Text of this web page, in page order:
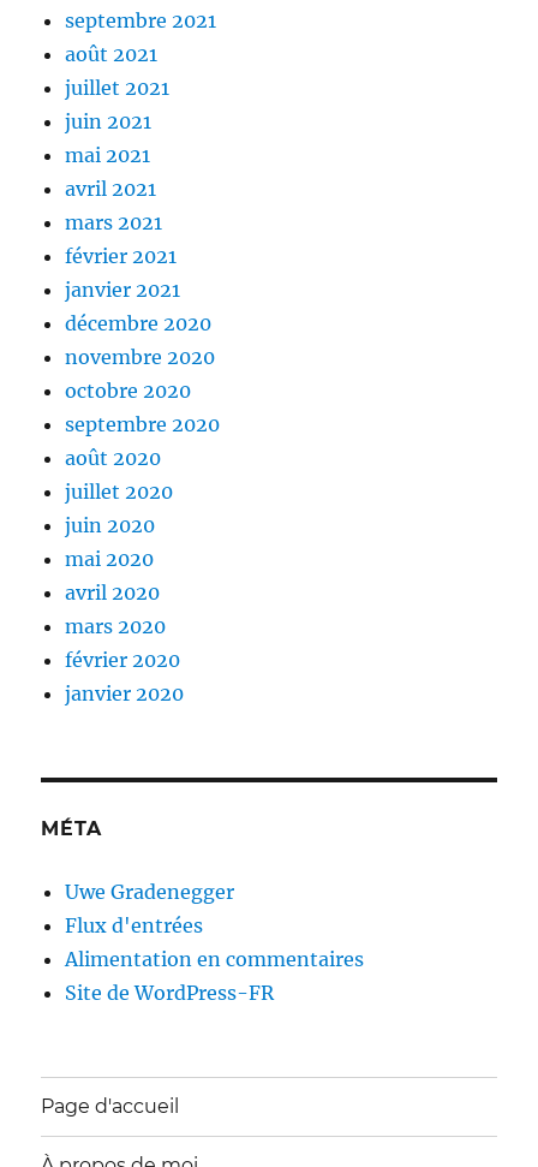
septembre 2021
août 2021
juillet 2021
juin 2021
mai 2021
avril 2021
mars 2021
février 2021
janvier 2021
décembre 2020
novembre 2020
octobre 2020
septembre 2020
août 2020
juillet 2020
juin 2020
mai 2020
avril 2020
mars 2020
février 2020
janvier 2020
MÉTA
Uwe Gradenegger
Flux d'entrées
Alimentation en commentaires
Site de WordPress-FR
Page d'accueil